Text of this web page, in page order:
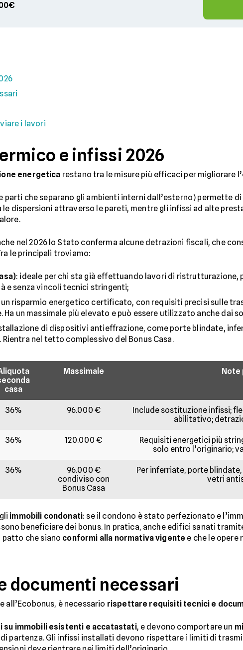
i lavori
e infissi 2026
energetica restano tra le misure più efficaci per migliorare
parti che separano gli ambienti interni dall’esterno) permette di
dispersioni attraverso le pareti, mentre gli infissi ad alte
nel 2026 lo Stato conferma alcune detrazioni fiscali, che
le principali troviamo:
: ideale per chi sta già effettuando lavori di
e senza vincoli tecnici stringenti;
un risparmio energetico certificato, con requisiti precisi sulle
un massimale più elevato e può essere utilizzato anche dai
di dispositivi antieffrazione, come porte blindate,
nel tetto complessivo del Bonus Casa.
casa
Massimale Note
36% 96.000 €
Include sostituzione infissi;
abilitativo;
36% 120.000 €
Requisiti energetici più
solo entro l’originario;
36%
96.000 €
condiviso con
Bonus Casa
Per inferriate, porte
vetri
immobili condonati: se il condono è stato perfezionato e
beneficiare dei bonus. In pratica, anche edifici sanati
patto che siano conformi alla normativa vigente e che le
documenti necessari
all’Ecobonus, è necessario rispettare requisiti tecnici e
su immobili esistenti e accatastati, e devono comportare un
partenza. Gli infissi installati devono rispettare i limiti di